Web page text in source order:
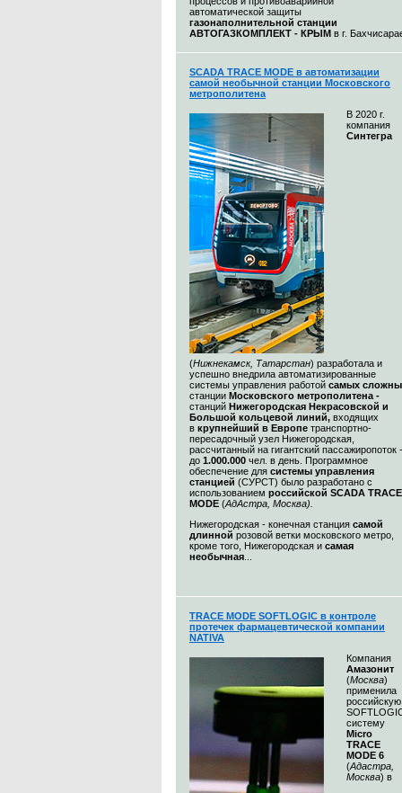
автоматической защиты
газонаполнительной станции
АВТОГАЗКОМПЛЕКТ - КРЫМ в г.
SCADA TRACE MODE в автоматизации
самой необычной станции Московского
метрополитена
В 2020 г.
компания
Синтегра
(Нижнекамск, Татарстан) разработала и
успешно внедрила автоматизированные
системы управления работой самых
станции Московского метрополитена -
станций Нижегородская Некрасовской и
Большой кольцевой линий, входящих
в крупнейший в Европе транспортно-
пересадочный узел Нижегородская,
рассчитанный на гигантский пассажиропоток -
до 1.000.000 чел. в день. Программное
обеспечение для системы управления
станцией (СУРСТ) было разработано с
использованием российской SCADA TRACE
MODE (АдАстра, Москва)
Нижегородская - конечная станция самой
длинной розовой ветки московского метро,
кроме того, Нижегородская и самая
необычная
TRACE MODE SOFTLOGIC в контроле
протечек фармацевтической компании
NATIVA
Компания
Амазонит
(Москва)
применила
российскую
систему
Micro
TRACE
MODE 6
(Адастра,
Москва) в